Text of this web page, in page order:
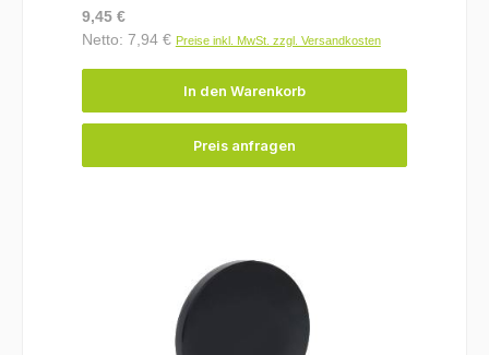
Regulärer Preis:
9,45 €
Netto: 7,94 € Preise inkl. MwSt. zzgl. Versandkosten
In den Warenkorb
Preis anfragen